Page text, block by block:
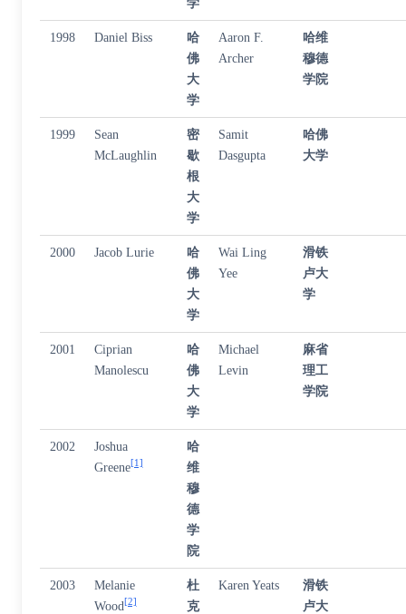
学
1998 Daniel Biss
哈
佛
大
学
Aaron F.
Archer
哈维
穆德
学院
1999
Sean
McLaughlin
密
歇
根
大
学
Samit
Dasgupta
哈佛
大学
2000 Jacob Lurie
哈
佛
大
学
Wai Ling
Yee
滑铁
卢大
学
2001
Ciprian
Manolescu
哈
佛
大
学
Michael
Levin
麻省
理工
学院
2002
Joshua
Greene[1]
哈
维
穆
德
学
院
2003
Melanie
Wood[2]
杜
克
Karen Yeats
滑铁
卢大